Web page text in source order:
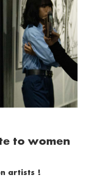
to women
artists !